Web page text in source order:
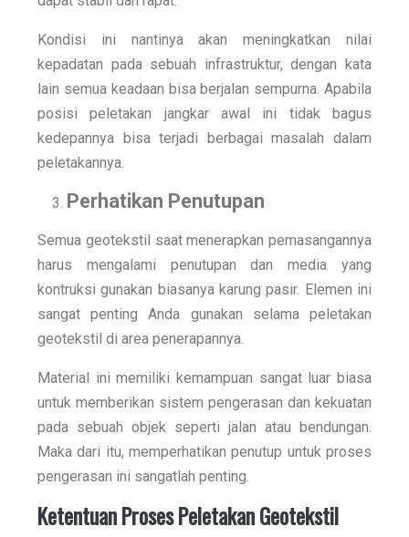
Kondisi ini nantinya akan meningkatkan nilai
kepadatan pada sebuah infrastruktur, dengan kata
lain semua keadaan bisa berjalan sempurna. Apabila
posisi peletakan jangkar awal ini tidak bagus
kedepannya bisa terjadi berbagai masalah dalam
peletakannya.
Perhatikan Penutupan
Semua geotekstil saat menerapkan pemasangannya
harus mengalami penutupan dan media yang
kontruksi gunakan biasanya karung pasir. Elemen ini
sangat penting Anda gunakan selama peletakan
geotekstil di area penerapannya.
Material ini memiliki kemampuan sangat luar biasa
untuk memberikan sistem pengerasan dan kekuatan
pada sebuah objek seperti jalan atau bendungan.
Maka dari itu, memperhatikan penutup untuk proses
pengerasan ini sangatlah penting.
Ketentuan Proses Peletakan Geotekstil